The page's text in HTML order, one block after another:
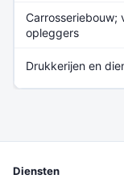
Carrosseriebouw;
opleggers
Drukkerijen en
Diensten